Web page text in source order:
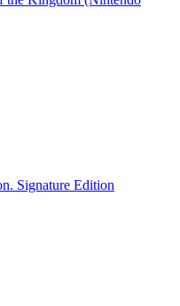
Signature Edition